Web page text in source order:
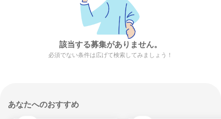
該当する募集がありません。
必須でない条件は広げて検索してみましょう！
あなたへのおすすめ